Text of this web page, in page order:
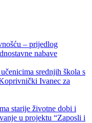
– prijedlog
nabave
srednjih škola s
Ivanec za
starije životne dobi i
u projektu “Zaposli i